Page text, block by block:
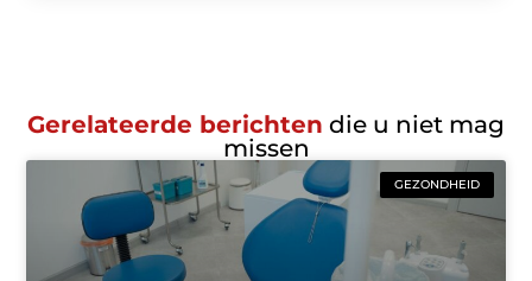
Gerelateerde berichten die u niet mag
missen
GEZONDHEID